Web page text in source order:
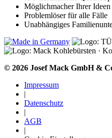
Möglichmacher Ihrer Ideen
Problemlöser für alle Fälle
Unabhängiges
© 2026 Josef Mack GmbH &
Impressum
|
Datenschutz
|
AGB
|